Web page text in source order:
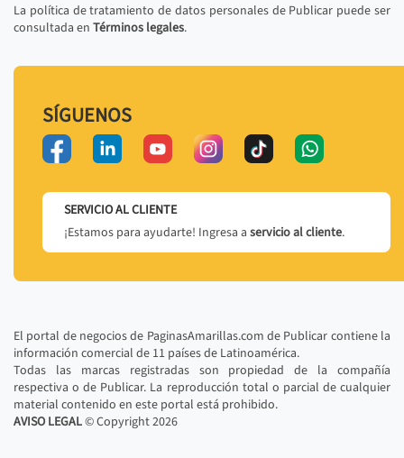
La política de tratamiento de datos personales de Publicar puede ser
consultada en Términos legales.
SÍGUENOS
SERVICIO AL CLIENTE
¡Estamos para ayudarte! Ingresa a servicio al cliente.
El portal de negocios de PaginasAmarillas.com de Publicar contiene la
información comercial de 11 países de Latinoamérica.
Todas las marcas registradas son propiedad de la compañía
respectiva o de Publicar. La reproducción total o parcial de cualquier
material contenido en este portal está prohibido.
AVISO LEGAL© Copyright2026